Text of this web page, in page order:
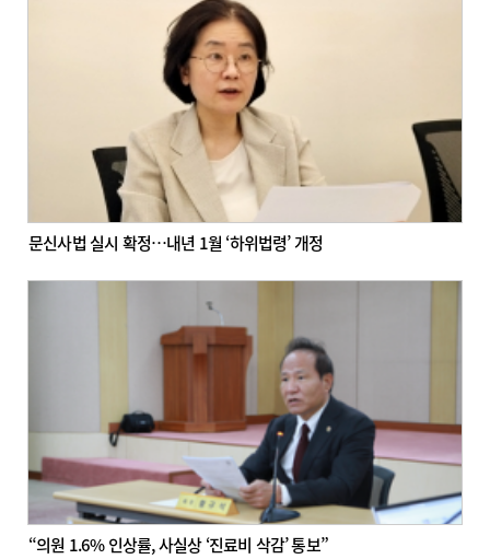
문신사법 실시 확정…내년 1월 ‘하위법령’ 개정
“의원 1.6% 인상률, 사실상 ‘진료비 삭감’ 통보”